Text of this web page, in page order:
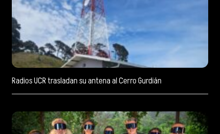
Radios UCR trasladan su antena al Cerro Gurdián